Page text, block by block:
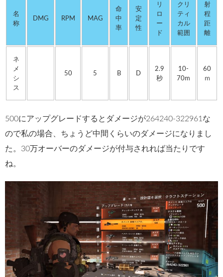
名
称
DMG RPM MAG
命
中
率
安
定
性
リ
ロ
ー
ド
クリ
ティ
カル
範囲
射
程
距
離
ネ
メ
シ
ス
50 5 B D
2.9
秒
10-
70m
60
ｍ
500にアップグレードするとダメージが264240-322961な
ので私の場合、ちょうど中間くらいのダメージになりまし
た。30万オーバーのダメージが付与されれば当たりです
ね。